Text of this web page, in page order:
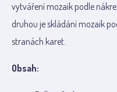
vytváření mozaik podle
druhou je skládání mozaik
stranách karet.
Obsah: